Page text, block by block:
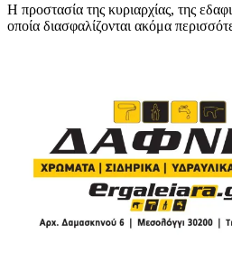
Η προστασία της κυριαρχίας, της
οποία διασφαλίζονται ακόμα